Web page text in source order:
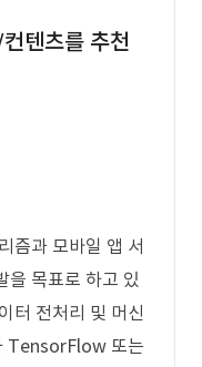
텐츠를 추천
즘과 모바일 앱 서
을 목표로 하고 있
터 전처리 및 머신
TensorFlow 또는